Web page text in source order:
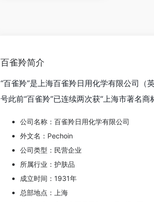
百雀羚简介
“百雀羚”是上海百雀羚日用化学有限公司（
号此前“百雀羚”已连续两次获“上海市著名商
公司名称：百雀羚日用化学有限公司
外文名：Pechoin
公司类型：民营企业
所属行业：护肤品
成立时间：1931年
总部地点：上海